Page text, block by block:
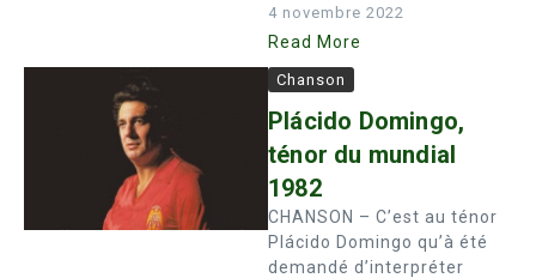
4 novembre 2022
Read More
Chanson
Plácido Domingo,
ténor du mundial
1982
CHANSON – C’est au ténor
Plácido Domingo qu’à été
demandé d’interpréter